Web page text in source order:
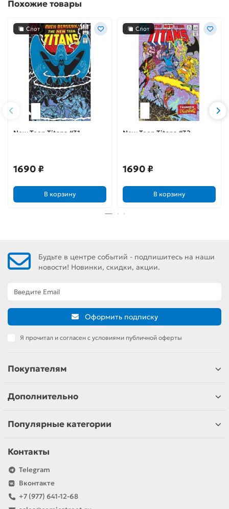
Похожие товары
Слот
New Teen Titans #31
1690 ₽
В корзину
Слот
New Teen Titans #32
1690 ₽
В корзину
Будьте в центре событий - подпишитесь на наши
новости! Новинки, скидки, акции.
Оформить подписку
Я прочитал и согласен с условиями публичной оферты
Покупателям
Дополнительно
Популярные категории
Контакты
Telegram
Вконтакте
+7 (977) 641-12-68